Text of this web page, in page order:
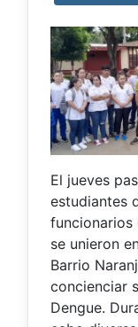
El jueves
estudiantes
funcionarios
se unieron
Barrio
concienciar
Dengue.